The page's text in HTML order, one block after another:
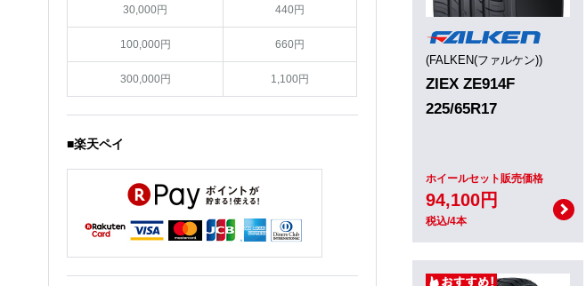
30,000円 440円
100,000円 660円
300,000円 1,100円
■楽天ペイ
(FALKEN(ファルケン))
ZIEX ZE914F
225/65R17
ホイールセット販売価格
94,100円
税込/4本